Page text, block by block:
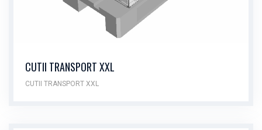
CUTII TRANSPORT XXL
CUTII TRANSPORT XXL